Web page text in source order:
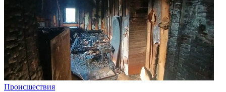
Происшествия